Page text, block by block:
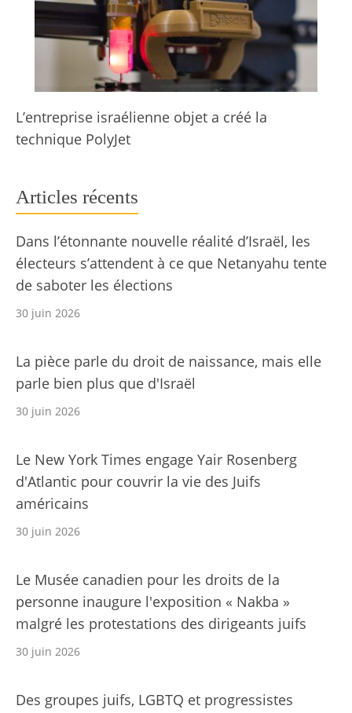
L’entreprise israélienne objet a créé la
technique PolyJet
Articles récents
Dans l’étonnante nouvelle réalité d’Israël, les
électeurs s’attendent à ce que Netanyahu tente
de saboter les élections
30 juin 2026
La pièce parle du droit de naissance, mais elle
parle bien plus que d'Israël
30 juin 2026
Le New York Times engage Yair Rosenberg
d'Atlantic pour couvrir la vie des Juifs
américains
30 juin 2026
Le Musée canadien pour les droits de la
personne inaugure l'exposition « Nakba »
malgré les protestations des dirigeants juifs
30 juin 2026
Des groupes juifs, LGBTQ et progressistes